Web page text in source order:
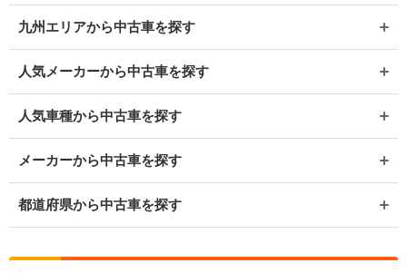
九州エリアから中古車を探す
人気メーカーから中古車を探す
人気車種から中古車を探す
メーカーから中古車を探す
都道府県から中古車を探す